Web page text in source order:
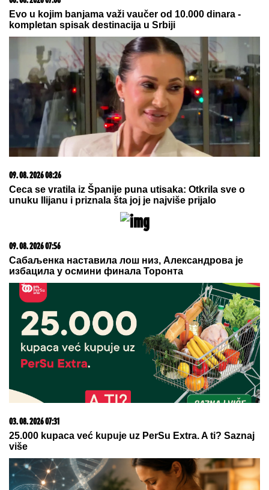
05. 08. 2026 06:45
Šta dete nasleđuje od oca, a šta od majke? Sve što
treba da znate o genetici
Većina građana izgubi novac pre nego što stigne na
06. 08. 2026 07:08
Evo u kojim banjama važi vaučer od 10.000 dinara -